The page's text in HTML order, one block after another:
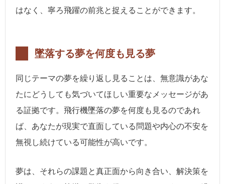
はなく、寧ろ飛躍の前兆と捉えることができます。
墜落する夢を何度も見る夢
同じテーマの夢を繰り返し見ることは、無意識があな
たにどうしても気づいてほしい重要なメッセージがあ
る証拠です。飛行機墜落の夢を何度も見るのであれ
ば、あなたが現実で直面している問題や内心の不安を
無視し続けている可能性が高いです。
夢は、それらの課題と真正面から向き合い、解決策を